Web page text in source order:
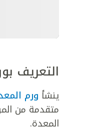
التعريف
ينشأ ورم
متقدمة من
المعدة.